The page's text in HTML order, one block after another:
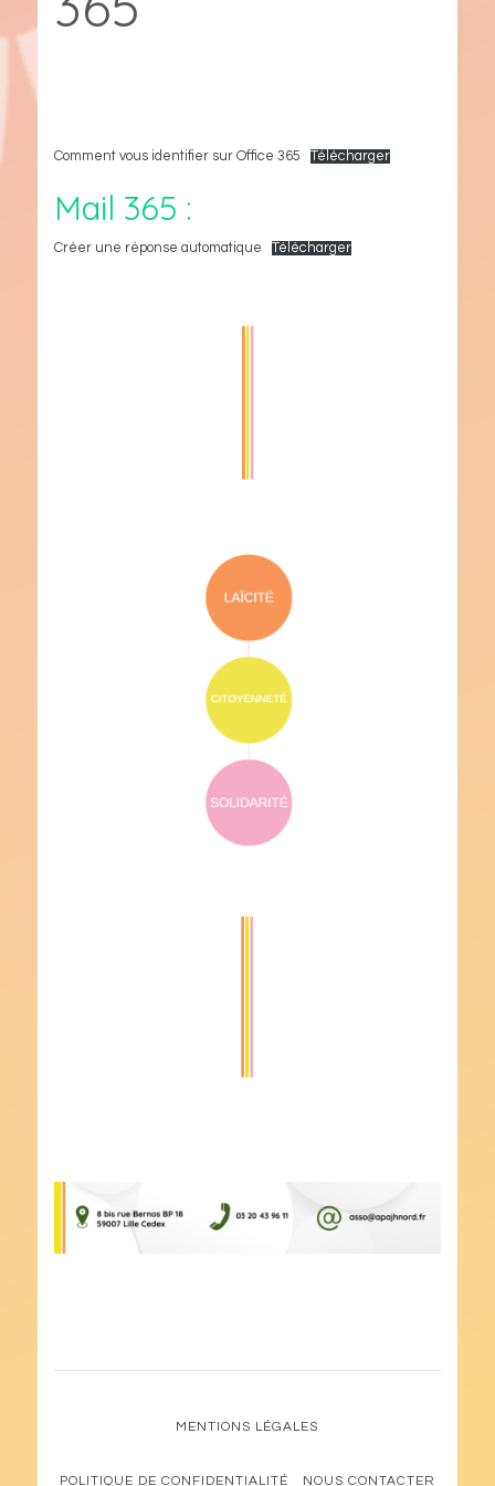
Comment vous identifier sur Office 365 Télécharger
Mail 365 :
Créer une réponse automatique Télécharger
MENTIONS LÉGALES
POLITIQUE DE CONFIDENTIALITÉ NOUS CONTACTER